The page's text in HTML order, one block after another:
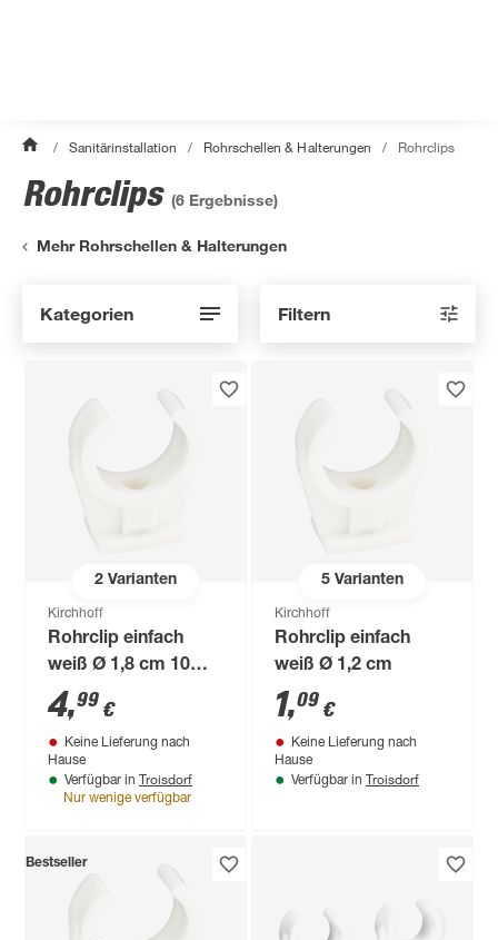
/ Sanitärinstallation / Rohrschellen & Halterungen / Rohrclips
Rohrclips (6 Ergebnisse)
Mehr Rohrschellen & Halterungen
Kategorien Filtern
2Varianten
Kirchhoff
Rohrclip einfach
weiß Ø 1,8 cm 10
Stück
4,99 €
Keine Lieferung nach
Hause
Verfügbar in Troisdorf
Nur wenige verfügbar
5Varianten
Kirchhoff
Rohrclip einfach
weiß Ø 1,2 cm
1,09 €
Keine Lieferung nach
Hause
Verfügbar in Troisdorf
Bestseller